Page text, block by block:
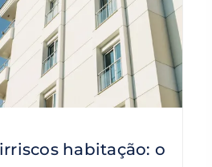
habitação: o